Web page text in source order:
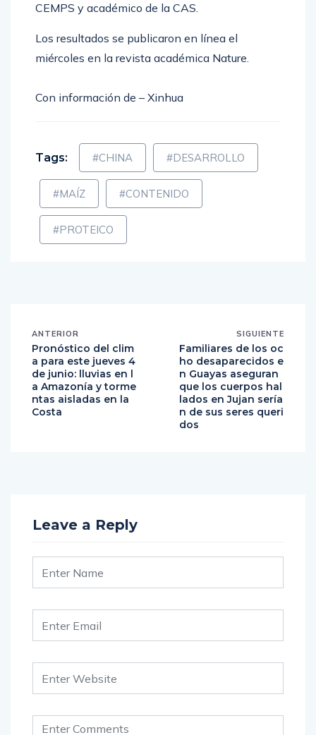
CEMPS y académico de la CAS.
Los resultados se publicaron en línea el
miércoles en la revista académica Nature.
Con información de – Xinhua
Tags: #CHINA #DESARROLLO
#MAÍZ #CONTENIDO
#PROTEICO
ANTERIOR
Pronóstico del clim
a para este jueves 4
de junio: lluvias en l
a Amazonía y torme
ntas aisladas en la
Costa
SIGUIENTE
Familiares de los oc
ho desaparecidos e
n Guayas aseguran
que los cuerpos hal
lados en Jujan sería
n de sus seres queri
dos
Leave a Reply